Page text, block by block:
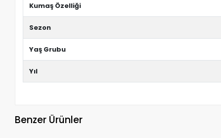
Kumaş Özelliği
Sezon
Yaş Grubu
Yıl
Benzer Ürünler